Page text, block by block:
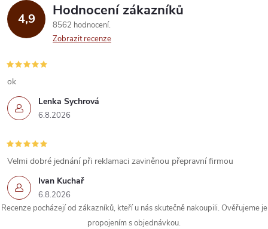
d
a
c
í
p
r
v
k
y
4,9 Hodnocení zákazníků
8562 hodnocení
Zobrazit recenze
Lenka Sychrová
6.8.2026
ok
Ivan Kuchař
6.8.2026
Velmi dobré jednání při reklamaci zaviněnou přepravní firmou
Recenze pocházejí od zákazníků, kteří u nás skutečně nakoupili. Ověřujeme je
propojením s objednávkou.